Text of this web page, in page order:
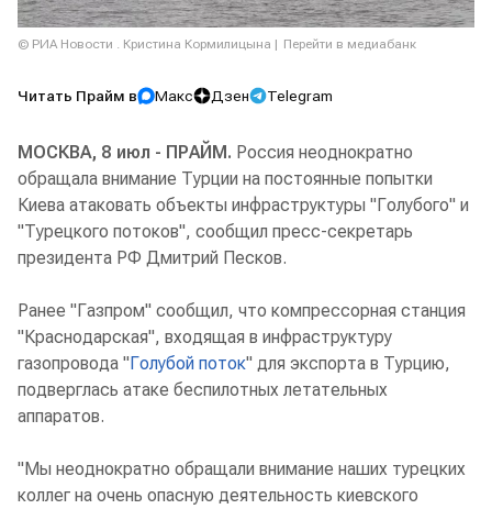
© РИА Новости . Кристина Кормилицына Перейти в медиабанк
Читать Прайм в Макс Дзен Telegram
МОСКВА, 8 июл - ПРАЙМ. Россия неоднократно
обращала внимание Турции на постоянные попытки
Киева атаковать объекты инфраструктуры "Голубого" и
"Турецкого потоков", сообщил пресс-секретарь
президента РФ Дмитрий Песков.
Ранее "Газпром" сообщил, что компрессорная станция
"Краснодарская", входящая в инфраструктуру
газопровода "Голубой поток" для экспорта в Турцию,
подверглась атаке беспилотных летательных
аппаратов.
"Мы неоднократно обращали внимание наших турецких
коллег на очень опасную деятельность киевского